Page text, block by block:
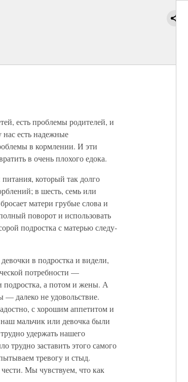
есть проблемы родителей, и
есть надеж­ные
в кормлении. И эти
в очень пло­хого едока.
питания, который так долго
в шесть, семь или
матери грубые слова и
по­ворот и использовать
подростка с матерью следу­
в подростка и видели,
потребности —
подростка, а потом и жены. А
— далеко не удоволь­ствие.
с хорошим аппетитом и
мальчик или девочка были
удержать нашего
трудно заста­вить этого самого
тревогу и стыд.
Мы чувствуем, что как